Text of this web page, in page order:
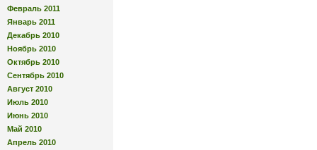
Февраль 2011
Январь 2011
Декабрь 2010
Ноябрь 2010
Октябрь 2010
Сентябрь 2010
Август 2010
Июль 2010
Июнь 2010
Май 2010
Апрель 2010